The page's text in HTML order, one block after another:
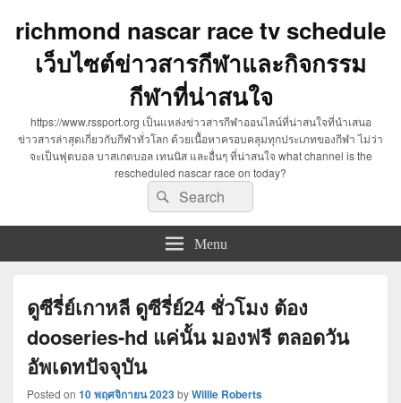
richmond nascar race tv schedule
เว็บไซต์ข่าวสารกีฬาและกิจกรรม
กีฬาที่น่าสนใจ
https://www.rssport.org เป็นแหล่งข่าวสารกีฬาออนไลน์ที่น่าสนใจที่นำเสนอ
ข่าวสารล่าสุดเกี่ยวกับกีฬาทั่วโลก ด้วยเนื้อหาครอบคลุมทุกประเภทของกีฬา ไม่ว่า
จะเป็นฟุตบอล บาสเกตบอล เทนนิส และอื่นๆ ที่น่าสนใจ what channel is the
rescheduled nascar race on today?
Search
for:
Search
Menu
ดูซีรี่ย์เกาหลี ดูซีรี่ย์24 ชั่วโมง ต้อง
dooseries-hd แค่นั้น มองฟรี ตลอดวัน
อัพเดทปัจจุบัน
Posted on 10 พฤศจิกายน 2023byWillie Roberts